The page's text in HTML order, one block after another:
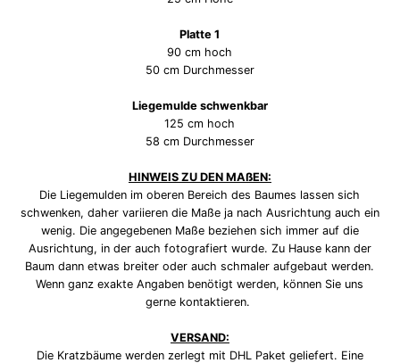
Platte 1
90 cm hoch
50 cm Durchmesser
Liegemulde schwenkbar
125 cm hoch
58 cm Durchmesser
HINWEIS ZU DEN MAßEN:
Die Liegemulden im oberen Bereich des Baumes lassen sich
schwenken, daher variieren die Maße ja nach Ausrichtung auch ein
wenig. Die angegebenen Maße beziehen sich immer auf die
Ausrichtung, in der auch fotografiert wurde. Zu Hause kann der
Baum dann etwas breiter oder auch schmaler aufgebaut werden.
Wenn ganz exakte Angaben benötigt werden, können Sie uns
gerne kontaktieren.
VERSAND:
Die Kratzbäume werden zerlegt mit DHL Paket geliefert. Eine